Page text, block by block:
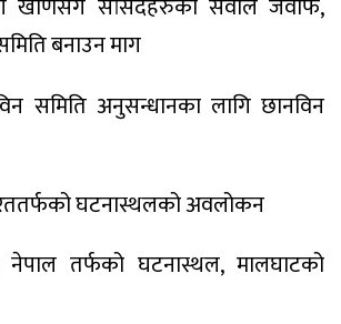
खाणँसँग सांसदहरुको सवाल जवाफ,
बनाउन माग
समिति अनुसन्धानका लागि छानविन
घटनास्थलको अवलोकन
तर्फको घटनास्थल, मालघाटको